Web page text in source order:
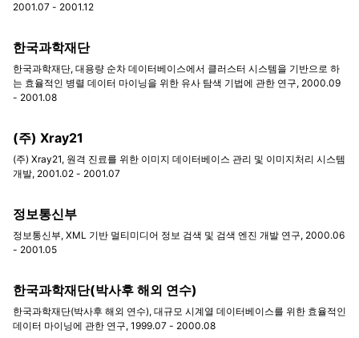
2001.07 - 2001.12
한국과학재단
한국과학재단, 대용량 순차 데이터베이스에서 클러스터 시스템을 기반으로 하
는 효율적인 병렬 데이터 마이닝을 위한 유사 탐색 기법에 관한 연구, 2000.09
- 2001.08
(주) Xray21
(주) Xray21, 원격 진료를 위한 이미지 데이터베이스 관리 및 이미지처리 시스템
개발, 2001.02 - 2001.07
정보통신부
정보통신부, XML 기반 멀티미디어 정보 검색 및 검색 엔진 개발 연구, 2000.06
- 2001.05
한국과학재단(박사후 해외 연수)
한국과학재단(박사후 해외 연수), 대규모 시계열 데이터베이스를 위한 효율적인
데이터 마이닝에 관한 연구, 1999.07 - 2000.08